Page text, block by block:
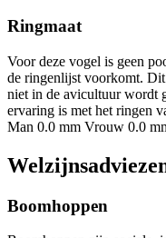
Ringmaat
Voor deze vogel is geen
de ringenlijst voorkomt.
niet in de avicultuur wordt
ervaring is met het ringen
Man 0.0 mm Vrouw 0.0
Boomhoppen